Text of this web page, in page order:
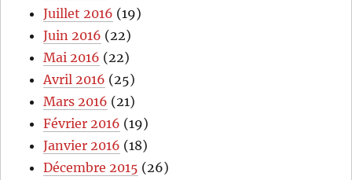
Juillet 2016 (19)
Juin 2016 (22)
Mai 2016 (22)
Avril 2016 (25)
Mars 2016 (21)
Février 2016 (19)
Janvier 2016 (18)
Décembre 2015 (26)